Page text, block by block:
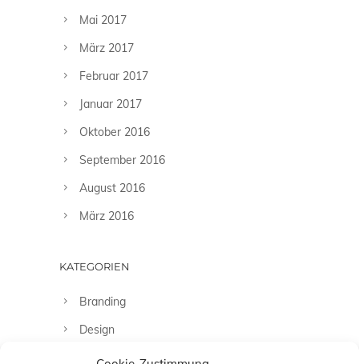
Mai 2017
März 2017
Februar 2017
Januar 2017
Oktober 2016
September 2016
August 2016
März 2016
KATEGORIEN
Branding
Design
Fashion